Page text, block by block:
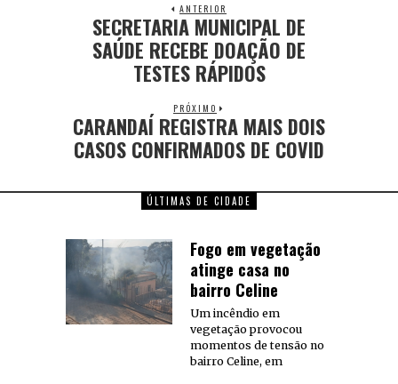
ANTERIOR
SECRETARIA MUNICIPAL DE
SAÚDE RECEBE DOAÇÃO DE
TESTES RÁPIDOS
PRÓXIMO
CARANDAÍ REGISTRA MAIS DOIS
CASOS CONFIRMADOS DE COVID
ÚLTIMAS DE CIDADE
Fogo em vegetação
atinge casa no
bairro Celine
Um incêndio em
vegetação provocou
momentos de tensão no
bairro Celine, em